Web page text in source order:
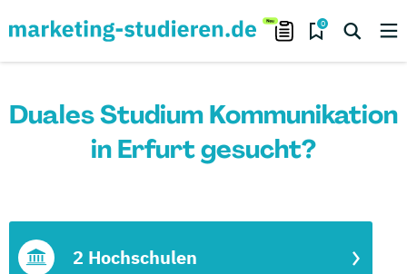
0
Duales Studium Kommunikation
in Erfurt gesucht?
2 Hochschulen